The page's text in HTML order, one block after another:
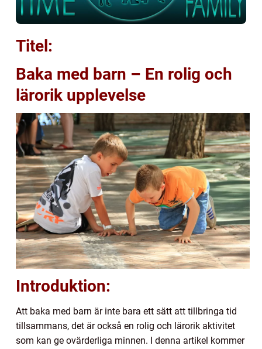
Titel:
Baka med barn – En rolig och
lärorik upplevelse
Introduktion:
Att baka med barn är inte bara ett sätt att tillbringa tid
tillsammans, det är också en rolig och lärorik aktivitet
som kan ge ovärderliga minnen. I denna artikel kommer